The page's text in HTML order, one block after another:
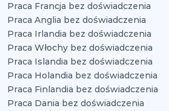
Praca Francja bez doświadczenia
Praca Anglia bez doświadczenia
Praca Irlandia bez doświadczenia
Praca Włochy bez doświadczenia
Praca Islandia bez doświadczenia
Praca Holandia bez doświadczenia
Praca Finlandia bez doświadczenia
Praca Dania bez doświadczenia